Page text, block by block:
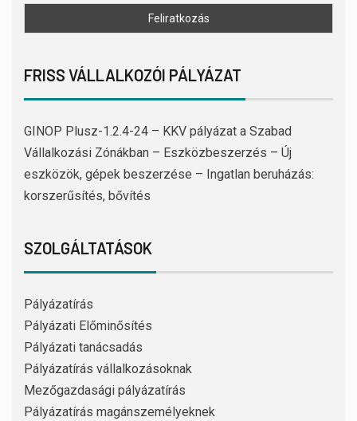
FRISS VÁLLALKOZÓI PÁLYÁZAT
GINOP Plusz-1.2.4-24 – KKV pályázat a Szabad
Vállalkozási Zónákban – Eszközbeszerzés – Új
eszközök, gépek beszerzése – Ingatlan beruházás:
korszerűsítés, bővítés
SZOLGÁLTATÁSOK
Pályázatírás
Pályázati Előminősítés
Pályázati tanácsadás
Pályázatírás vállalkozásoknak
Mezőgazdasági pályázatírás
Pályázatírás magánszemélyeknek